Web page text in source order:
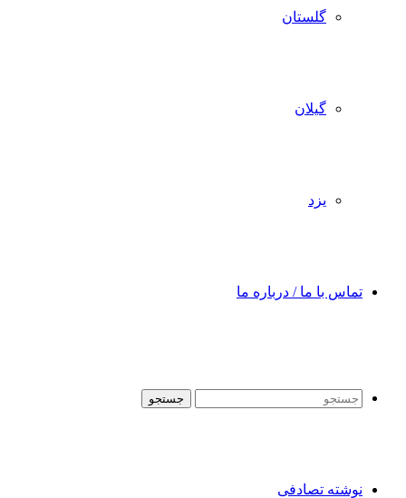
گلستان
گیلان
یزد
تماس با ما / درباره ما
جستجو
نوشته تصادفی